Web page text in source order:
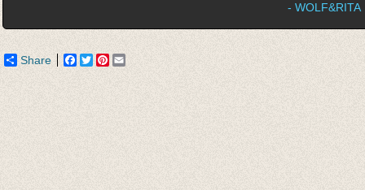
- WOLF&RITA
Share Facebook
TwitterPinterest